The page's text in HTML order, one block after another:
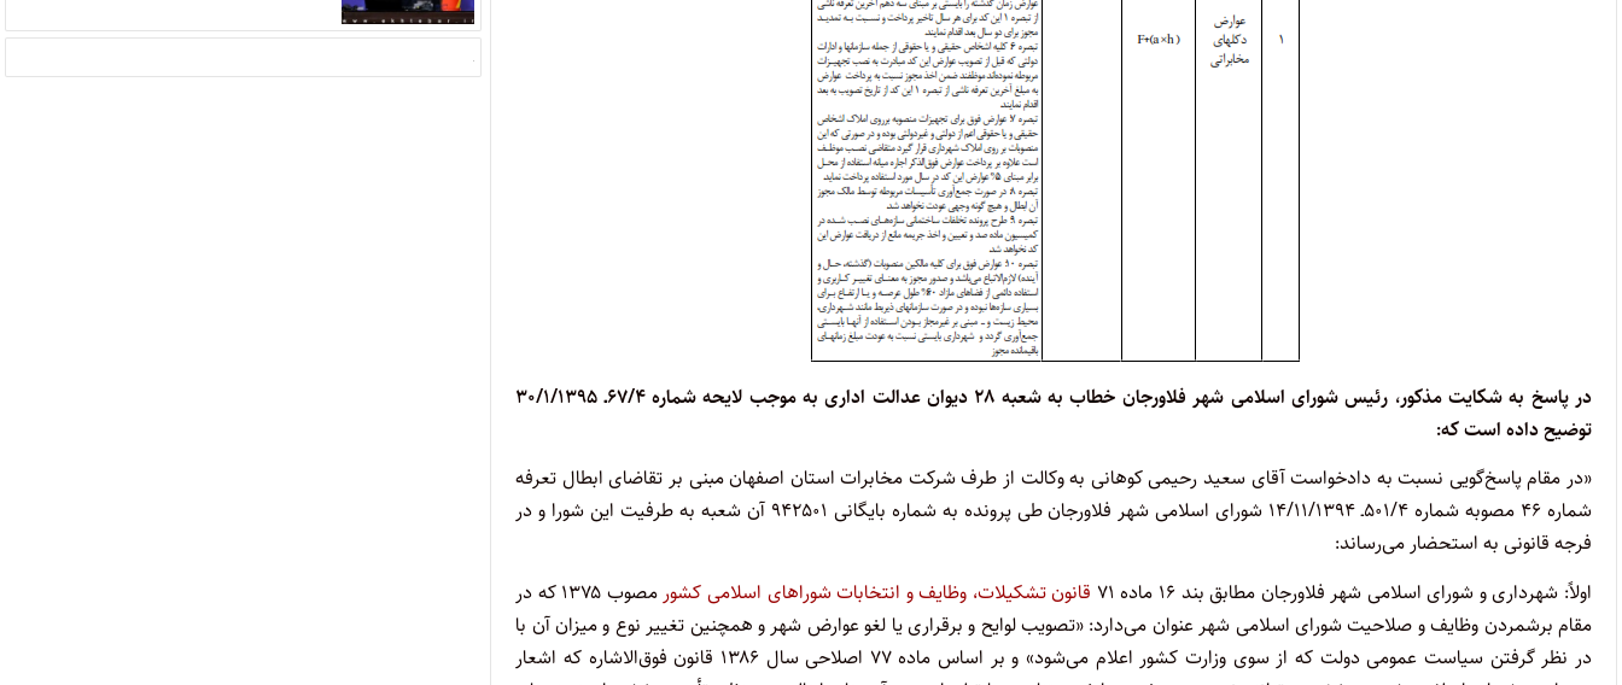
در پاسخ به شکایت مذکور، رئیس شورای اسلامی شهر فلاورجان خطاب به شعبه ۲۸ دیوان عدالت اداری به موجب لایحه شماره ۶۷/۴ـ ۳۰/۱/۱۳۹۵
توضیح داده است که:
«در مقام پاسخ‌گویی نسبت به دادخواست آقای سعید رحیمی کوهانی به وکالت از طرف شرکت مخابرات استان اصفهان مبنی بر تقاضای ابطال تعرفه
شماره ۴۶ مصوبه شماره ۵۰۱/۴ـ ۱۴/۱۱/۱۳۹۴ شورای اسلامی شهر فلاورجان طی پرونده به شماره بایگانی ۹۴۲۵۰۱ آن شعبه به طرفیت این شورا و در
فرجه قانونی به استحضار می‌رساند:
اولاً: شهرداری و شورای اسلامی شهر فلاورجان مطابق بند ۱۶ ماده ۷۱
قانون تشکیلات، وظایف و انتخابات شوراهای اسلامی کشور
مصوب ۱۳۷۵ که در
مقام برشمردن وظایف و صلاحیت شورای اسلامی شهر عنوان می‌دارد: «تصویب لوایح و برقراری یا لغو عوارض شهر و همچنین تغییر نوع و میزان آن با
در نظر گرفتن سیاست عمومی دولت که از سوی وزارت کشور اعلام می‌شود» و بر اساس ماده ۷۷ اصلاحی سال ۱۳۸۶ قانون فوق‌الاشاره که اشعار